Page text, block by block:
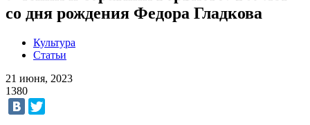
со дня рождения Федора Гладкова
Культура
Статьи
21 июня, 2023
1380